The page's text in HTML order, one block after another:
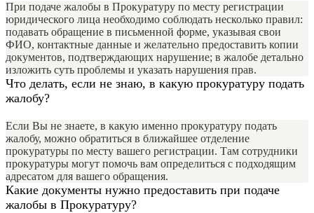
При подаче жалобы в Прокуратуру по месту регистрации
юридического лица необходимо соблюдать несколько правил:
подавать обращение в письменной форме, указывая свои
ФИО, контактные данные и желательно предоставить копии
документов, подтверждающих нарушение; в жалобе детально
изложить суть проблемы и указать нарушения прав.
Что делать, если не знаю, в какую прокуратуру подать
жалобу?
Если Вы не знаете, в какую именно прокуратуру подать
жалобу, можно обратиться в ближайшее отделение
прокуратуры по месту вашего регистрации. Там сотрудники
прокуратуры могут помочь вам определиться с подходящим
адресатом для вашего обращения.
Какие документы нужно предоставить при подаче
жалобы в Прокуратуру?